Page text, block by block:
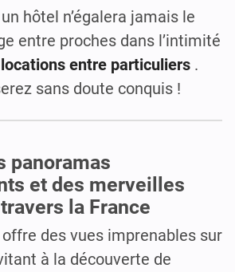
hôtel n’égalera jamais le
entre proches dans l’intimité
locations entre particuliers .
sans doute conquis !
panoramas
et des merveilles
la France
des vues imprenables sur
à la découverte de